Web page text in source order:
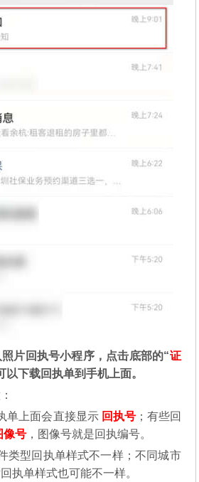
片回执号小程序，点击底部的“证
以下载回执单到手机上面。
单上面会直接显示 回执号；有些回
像号 ，图像号就是回执编号。
类型回执单样式不一样；不同城市
执单样式也可能不一样。